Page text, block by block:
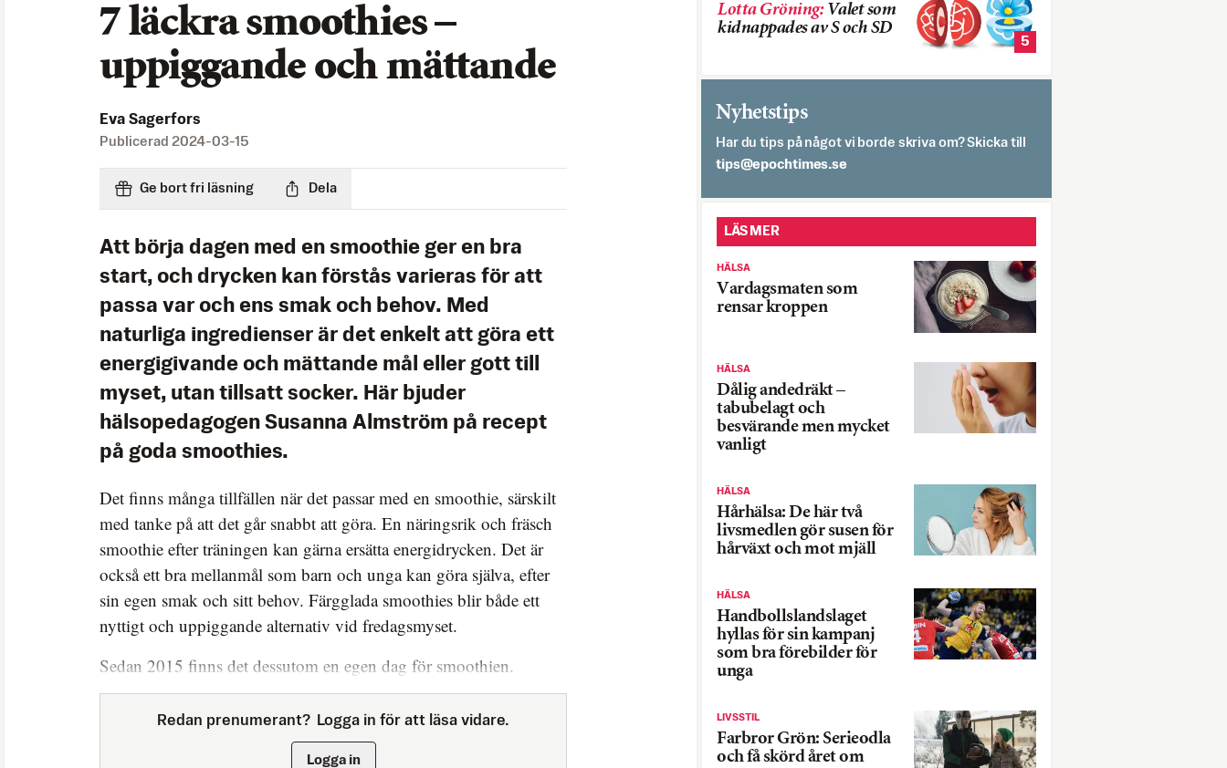
7 läckra smoothies –
uppiggande och mättande
Eva Sagerfors
Publicerad 2024-03-15
Ge bort fri läsning Dela
Att börja dagen med en smoothie ger en bra
start, och drycken kan förstås varieras för att
passa var och ens smak och behov. Med
naturliga ingredienser är det enkelt att göra ett
energigivande och mättande mål eller gott till
myset, utan tillsatt socker. Här bjuder
hälsopedagogen Susanna Almström på recept
på goda smoothies.
Det finns många tillfällen när det passar med en smoothie, särskilt
med tanke på att det går snabbt att göra. En näringsrik och fräsch
smoothie efter träningen kan gärna ersätta energidrycken. Det är
också ett bra mellanmål som barn och unga kan göra själva, efter
sin egen smak och sitt behov. Färgglada smoothies blir både ett
nyttigt och uppiggande alternativ vid fredagsmyset.
Sedan 2015 finns det dessutom en egen dag för smoothien.
Redan prenumerant? Logga in för att läsa vidare.
Logga in
Lotta Gröning: Valet som
kidnappades av S och SD
5
Nyhetstips
Har du tips på något vi borde skriva om? Skicka till
es.semithcope@spit
LÄS MER
HÄLSA
Vardagsmaten som
rensar kroppen
HÄLSA
Dålig andedräkt –
tabubelagt och
besvärande men mycket
vanligt
HÄLSA
Hårhälsa: De här två
livsmedlen gör susen för
hårväxt och mot mjäll
HÄLSA
Handbollslandslaget
hyllas för sin kampanj
som bra förebilder för
unga
LIVSSTIL
Farbror Grön: Serieodla
och få skörd året om